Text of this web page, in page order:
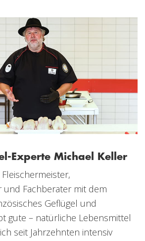
Experte Michael Keller
und Fachberater mit dem
Geflügel und
gute – natürliche Lebensmittel
seit Jahrzehnten intensiv